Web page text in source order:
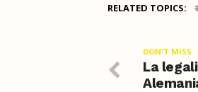
RELATED TOPICS:
DON'T MISS
La